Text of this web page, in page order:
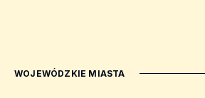
WOJEWÓDZKIE MIASTA